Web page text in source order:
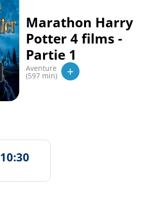
Marathon Harry
Potter 4 films -
Partie 1
Aventure
(597 min) +
10:30